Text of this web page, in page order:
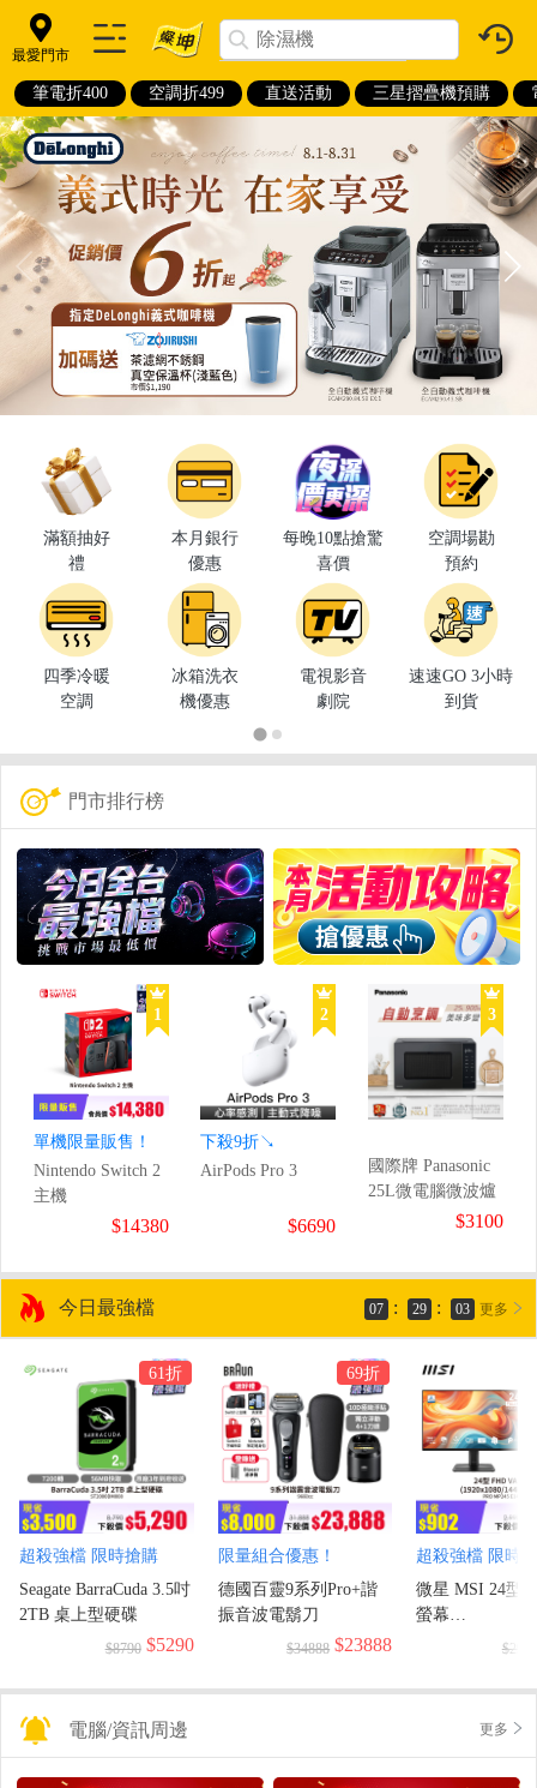
最愛門市
筆電折400 空調折499 直送活動 三星摺疊機預購
滿額抽好
禮
本月銀行
優惠
每晚10點搶驚
喜價
空調場勘
預約
四季冷暖
空調
冰箱洗衣
機優惠
電視影音
劇院
速速GO 3小時
到貨
門市排行榜
1
單機限量販售！
Nintendo Switch 2
主機
$14380
2
下殺9折↘
AirPods Pro 3
$6690
3
國際牌 Panasonic
25L微電腦微波爐
$3100
今日最強檔 07 : 29 : 02 更多
61折
超殺強檔 限時搶購
Seagate BarraCuda 3.5吋
2TB 桌上型硬碟
$8790 $5290
69折
限量組合優惠！
德國百靈9系列Pro+諧
振音波電鬍刀
$34888 $23888
超殺強檔 限時
微星 MSI 24型
螢幕
(1920x1080/$2990
電腦/資訊周邊 更多